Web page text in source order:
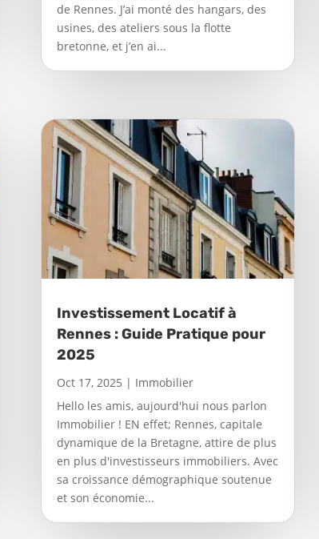
de Rennes. J’ai monté des hangars, des
usines, des ateliers sous la flotte
bretonne, et j’en ai...
Investissement Locatif à
Rennes : Guide Pratique pour
2025
Oct 17, 2025 | Immobilier
Hello les amis, aujourd'hui nous parlon
Immobilier ! EN effet; Rennes, capitale
dynamique de la Bretagne, attire de plus
en plus d'investisseurs immobiliers. Avec
sa croissance démographique soutenue
et son économie...